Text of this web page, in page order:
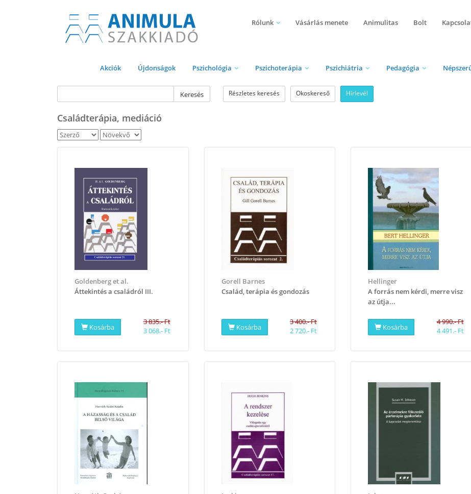
Rólunk Vásárlás menete Animulitas Bolt
Akciók Újdonságok Pszichológia Pszichoterápia Pszichiátria Pedagógia
Keresés Részletes keresés Okoskereső Hírlevél
Családterápia, mediáció
Goldenberg et al.
Áttekintés a családról III.
Kosárba
3 835.- Ft
3 068.- Ft
Gorell Barnes
Család, terápia és gondozás
Kosárba
3 400.- Ft
2 720.- Ft
Hellinger
A forrás nem kérdi, merre visz
az útja...
Kosárba
4 990.- Ft
4 491.- Ft